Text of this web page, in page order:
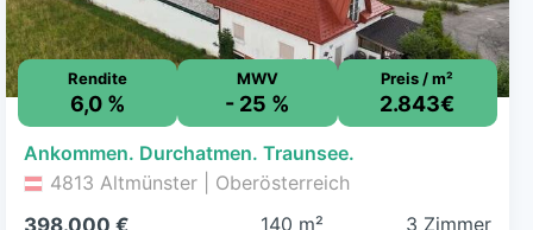
Rendite
6,0 %
MWV
- 25 %
Preis / m²
2.843€
Ankommen. Durchatmen. Traunsee.
4813 Altmünster | Oberösterreich
398.000 €
140 m² 3 Zimmer